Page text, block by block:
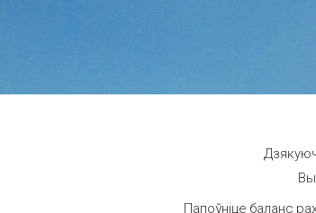
Папоўніце баланс